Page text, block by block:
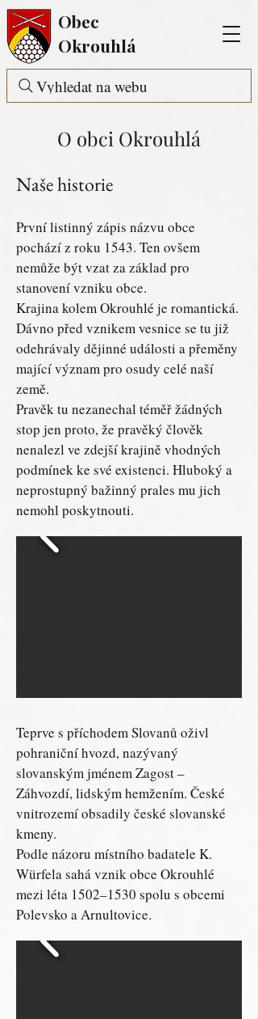
Obec
Okrouhlá
Vyhledat na webu
O obci Okrouhlá
Naše historie
První listinný zápis názvu obce
pochází z roku 1543. Ten ovšem
nemůže být vzat za základ pro
stanovení vzniku obce.
Krajina kolem Okrouhlé je romantická.
Dávno před vznikem vesnice se tu již
odehrávaly dějinné události a přeměny
mající význam pro osudy celé naší
země.
Pravěk tu nezanechal téměř žádných
stop jen proto, že pravěký člověk
nenalezl ve zdejší krajině vhodných
podmínek ke své existenci. Hluboký a
neprostupný bažinný prales mu jich
nemohl poskytnouti.
Teprve s příchodem Slovanů oživl
pohraniční hvozd, nazývaný
slovanským jménem Zagost –
Záhvozdí, lidským hemžením. České
vnitrozemí obsadily české slovanské
kmeny.
Podle názoru místního badatele K.
Würfela sahá vznik obce Okrouhlé
mezi léta 1502–1530 spolu s obcemi
Polevsko a Arnultovice.